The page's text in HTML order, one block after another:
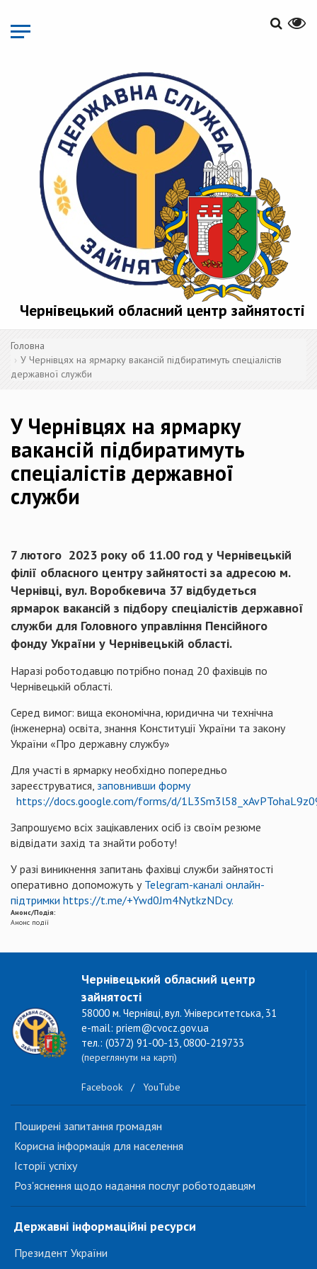
основного
матеріалу
Чернівецький обласний центр зайнятості
Головна
У Чернівцях на ярмарку вакансій підбиратимуть спеціалістів
державної служби
У Чернівцях на ярмарку
вакансій підбиратимуть
спеціалістів державної
служби
7 лютого 2023 року об 11.00 год у Чернівецькій
філії обласного центру зайнятості за адресою м.
Чернівці, вул. Воробкевича 37 відбудеться
ярмарок вакансій з підбору спеціалістів державної
служби для Головного управління Пенсійного
фонду України у Чернівецькій області.
Наразі роботодавцю потрібно понад 20 фахівців по
Чернівецькій області.
Серед вимог: вища економічна, юридична чи технічна
(інженерна) освіта, знання Конституції України та закону
України «Про державну службу»
Для участі в ярмарку необхідно попередньо
зареєструватися, заповнивши форму
https://docs.google.com/forms/d/
Запрошуємо всіх зацікавлених осіб із своїм резюме
відвідати захід та знайти роботу!
У разі виникнення запитань фахівці служби зайнятості
оперативно допоможуть у Telegram-каналі онлайн-
підтримки https://t.me/+Ywd0Jm4NytkzNDcy.
Анонс/Подія:
Анонс події
Чернівецький обласний центр
зайнятості
58000 м. Чернівці, вул. Університетська, 31
e-mail: priem@cvocz.gov.ua
тел.: (0372) 91-00-13, 0800-219733
(переглянути на карті)
Facebook / YouTube
Поширені запитання громадян
Корисна інформація для населення
Історії успіху
Роз'яснення щодо надання послуг роботодавцям
Державні інформаційні ресурси
Президент України